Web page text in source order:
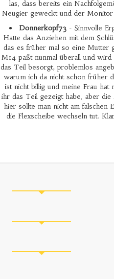
las, dass bereits ein
Neugier geweckt und der
Donnerkopf73 - Sinnvolle
Hatte das Anziehen mit dem
das es früher mal so eine Mutter
M14 paßt nunmal überall und
das Teil besorgt, problemlos
warum ich da nicht schon früher
ist nicht billig und meine Frau hat
ihr das Teil gezeigt habe, aber
hier sollte man nicht am falschen
die Flexscheibe wechseln tut.